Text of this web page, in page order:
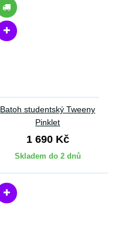
Batoh studentský Tweeny
Pinklet
1 690 Kč
Skladem do 2 dnů